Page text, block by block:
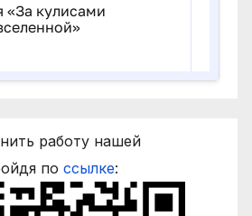
работу нашей
по ссылке: